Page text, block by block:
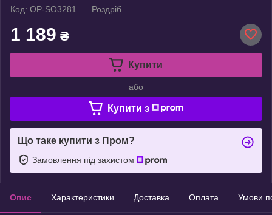
Код: OP-SO3281
Роздріб
1 189 ₴
Купити
або
Купити з
Що таке купити з Пром?
Замовлення під захистом
Опис Характеристики Доставка Оплата Умови